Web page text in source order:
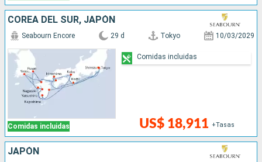
COREA DEL SUR, JAPÓN
Comidas incluidas
Seabourn Encore 29 d Tokyo 10/03/2029
US$ 18,911 +Tasas
Comidas incluidas
JAPÓN